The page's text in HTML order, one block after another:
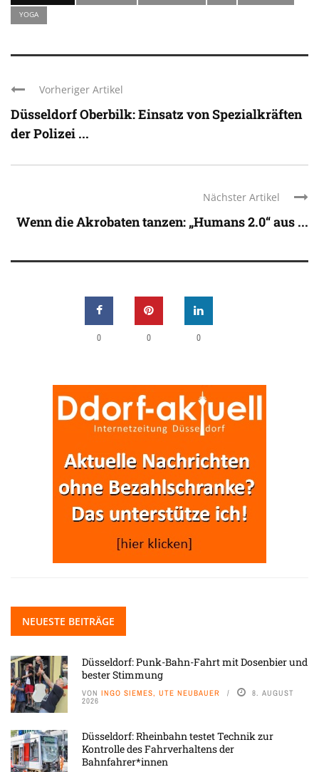
YOGA
Vorheriger Artikel
Düsseldorf Oberbilk: Einsatz von Spezialkräften
der Polizei ...
Nächster Artikel
Wenn die Akrobaten tanzen: „Humans 2.0“ aus ...
0 0 0
NEUESTE BEITRÄGE
Düsseldorf: Punk-Bahn-Fahrt mit Dosenbier und
bester Stimmung
VON INGO SIEMES, UTE NEUBAUER 8. AUGUST
2026
Düsseldorf: Rheinbahn testet Technik zur
Kontrolle des Fahrverhaltens der
Bahnfahrer*innen